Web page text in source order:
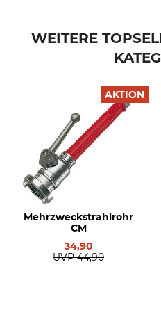
WEITERE
AKTION
Mehrzweckstrahlrohr
CM
34,90
UVP 44,90